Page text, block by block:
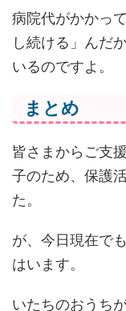
病院代がかかっ
し続ける」んだ
いるのですよ。
まとめ
皆さまからご支
子のため、保護
た。
が、今日現在で
はいます。
いたちのおうち